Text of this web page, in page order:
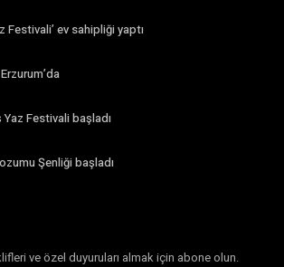
Festivali’ ev sahipliği yaptı
Yaz Festivali başladı
Şenliği başladı
ve özel duyuruları almak için abone olun.